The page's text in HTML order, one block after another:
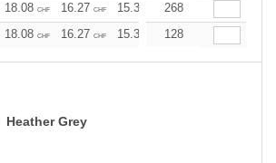
18.08 CHF 16.27 CHF 15.37 14.46
268
18.08 CHF 16.27 CHF 15.37 14.46
128
Heather Grey